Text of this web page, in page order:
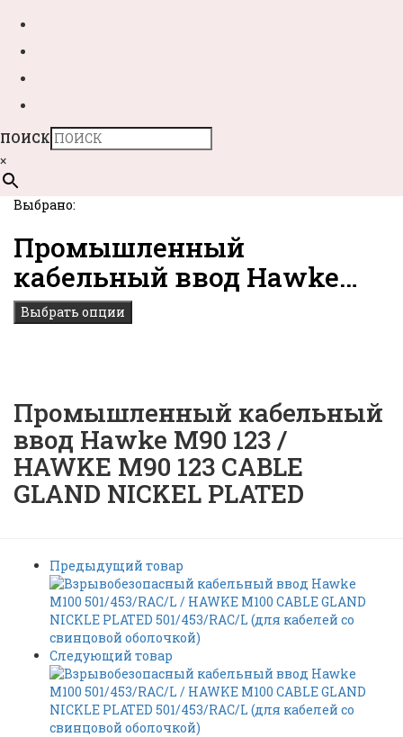
ПОИСК
×
Выбрано:
Промышленный
кабельный ввод Hawke…
Выбрать опции
Промышленный кабельный
ввод Hawke M90 123 /
HAWKE M90 123 CABLE
GLAND NICKEL PLATED
Предыдущий товар
Следующий товар